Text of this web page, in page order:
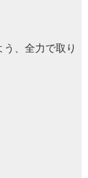
、全力で取り